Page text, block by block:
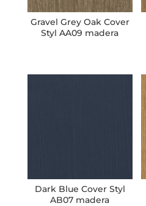
Gravel Grey Oak Cover
Styl AA09 madera
Dark Blue Cover Styl
AB07 madera